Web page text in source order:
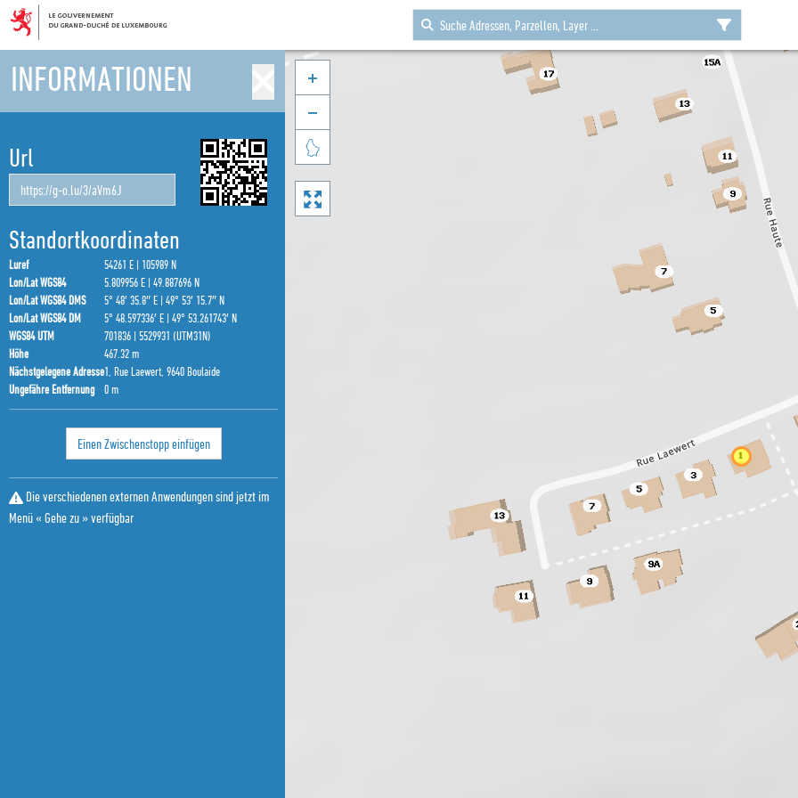
INFORMATIONEN
Url
Standortkoordinaten
Luref
54261 E | 105989 N
Lon/Lat WGS84
5.809956 E | 49.887696 N
Lon/Lat WGS84 DMS
5° 48′ 35.8″ E | 49° 53′ 15.7″ N
Lon/Lat WGS84 DM
5° 48.597336′ E | 49° 53.261743′ N
WGS84 UTM
701836 | 5529931 (UTM31N)
Höhe
467.32 m
Nächstgelegene Adresse1, Rue Laewert, 9640 Boulaide
Ungefähre Entfernung
0 m
Einen Zwischenstopp einfügen
Die verschiedenen externen Anwendungen sind jetzt im
Menü « Gehe zu » verfügbar



